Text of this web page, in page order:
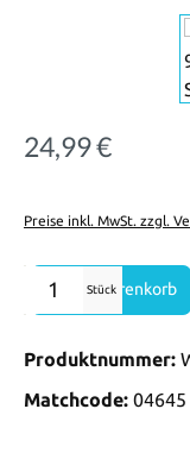
Regulärer Preis:
24,99 €
Preise inkl. MwSt. zzgl.
Produkt Anzahl: Gib
Stück
In den Warenkorb
Produktnummer:
Matchcode: 04645